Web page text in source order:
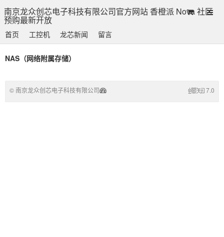
南京龙众创芯电子科技有限公司官方网站 香橙派 Nova 社区
预购最新开放
首页 工控机 龙芯新闻 留言
NAS（网络附属存储）
© 南京龙众创芯电子科技有限公司 7.0